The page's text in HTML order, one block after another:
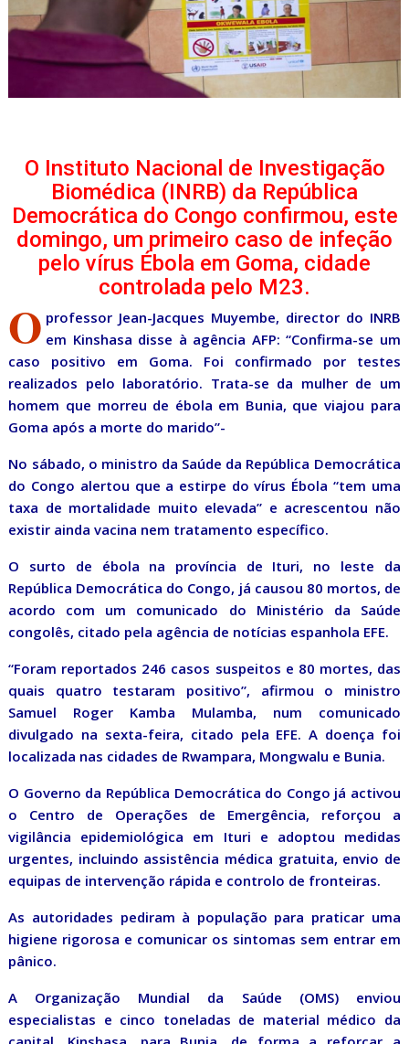
O Instituto Nacional de Investigação
Biomédica (INRB) da República
Democrática do Congo confirmou, este
domingo, um primeiro caso de infeção
pelo vírus Ébola em Goma, cidade
controlada pelo M23.
O professor Jean-Jacques Muyembe, director do INRB
em Kinshasa disse à agência AFP: “Confirma-se um
caso positivo em Goma. Foi confirmado por testes
realizados pelo laboratório. Trata-se da mulher de um
homem que morreu de ébola em Bunia, que viajou para
Goma após a morte do marido”-
No sábado, o ministro da Saúde da República Democrática
do Congo alertou que a estirpe do vírus Ébola “tem uma
taxa de mortalidade muito elevada” e acrescentou não
existir ainda vacina nem tratamento específico.
O surto de ébola na província de Ituri, no leste da
República Democrática do Congo, já causou 80 mortos, de
acordo com um comunicado do Ministério da Saúde
congolês, citado pela agência de notícias espanhola EFE.
“Foram reportados 246 casos suspeitos e 80 mortes, das
quais quatro testaram positivo”, afirmou o ministro
Samuel Roger Kamba Mulamba, num comunicado
divulgado na sexta-feira, citado pela EFE. A doença foi
localizada nas cidades de Rwampara, Mongwalu e Bunia.
O Governo da República Democrática do Congo já activou
o Centro de Operações de Emergência, reforçou a
vigilância epidemiológica em Ituri e adoptou medidas
urgentes, incluindo assistência médica gratuita, envio de
equipas de intervenção rápida e controlo de fronteiras.
As autoridades pediram à população para praticar uma
higiene rigorosa e comunicar os sintomas sem entrar em
pânico.
A Organização Mundial da Saúde (OMS) enviou
especialistas e cinco toneladas de material médico da